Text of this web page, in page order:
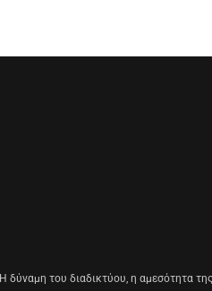
Η δύναμη του διαδικτύου, η αμεσότητα